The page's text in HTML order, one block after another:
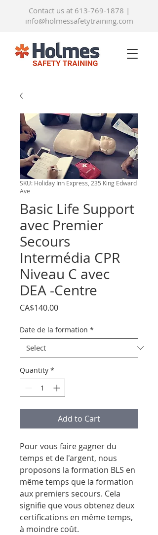
Contact us at 613-769-1878 |
info@holmessafetytraining.com
SKU: Holiday Inn Express, 235 King Edward
Ave
Basic Life Support
avec Premier
Secours
Intermédia CPR
Niveau C avec
DEA -Centre
CA$140.00Price
Date de la formation *
Quantity *
Add to Cart
Pour vous faire gagner du
temps et de l'argent, nous
proposons la formation BLS en
même temps que la formation
aux premiers secours. Cela
signifie que vous obtenez deux
certifications en même temps,
à moindre coût.